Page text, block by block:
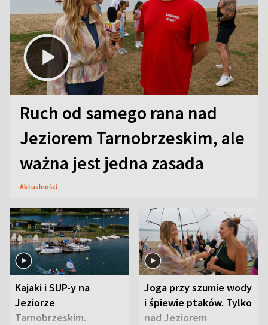
Ruch od samego rana nad
Jeziorem Tarnobrzeskim, ale
ważna jest jedna zasada
Aktualności
Kajaki i SUP-y na
Jeziorze
Tarnobrzeskim.
Joga przy szumie wody
i śpiewie ptaków. Tylko
nad Jeziorem